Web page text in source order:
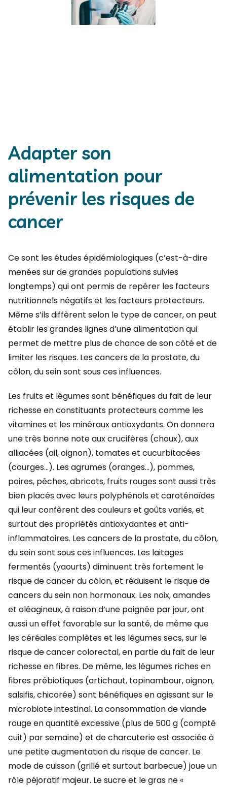
Adapter son
alimentation pour
prévenir les risques de
cancer
Ce sont les études épidémiologiques (c’est-à-dire
menées sur de grandes populations suivies
longtemps) qui ont permis de repérer les facteurs
nutritionnels négatifs et les facteurs protecteurs.
Même s’ils diffèrent selon le type de cancer, on peut
établir les grandes lignes d’une alimentation qui
permet de mettre plus de chance de son côté et de
limiter les risques. Les cancers de la prostate, du
côlon, du sein sont sous ces influences.
Les fruits et légumes sont bénéfiques du fait de leur
richesse en constituants protecteurs comme les
vitamines et les minéraux antioxydants. On donnera
une très bonne note aux crucifères (choux), aux
alliacées (ail, oignon), tomates et cucurbitacées
(courges…). Les agrumes (oranges…), pommes,
poires, pêches, abricots, fruits rouges sont aussi très
bien placés avec leurs polyphénols et caroténoïdes
qui leur confèrent des couleurs et goûts variés, et
surtout des propriétés antioxydantes et anti-
inflammatoires. Les cancers de la prostate, du côlon,
du sein sont sous ces influences. Les laitages
fermentés (yaourts) diminuent très fortement le
risque de cancer du côlon, et réduisent le risque de
cancers du sein non hormonaux. Les noix, amandes
et oléagineux,à raison d’une poignée par jour,ont
aussi un effet favorable sur la santé, de même que
les céréales complètes et les légumes secs, sur le
risque de cancer colorectal, en partie du fait de leur
richesse en fibres. De même, les légumes riches en
fibres prébiotiques (artichaut, topinambour, oignon,
salsifis, chicorée) sont bénéfiques en agissant sur le
microbiote intestinal. La consommation de viande
rouge en quantité excessive (plus de 500 g (compté
cuit) par semaine) et de charcuterie est associée à
une petite augmentation du risque de cancer. Le
mode de cuisson (grillé et surtout barbecue) joue un
rôle péjoratif majeur. Le sucre et le gras ne «